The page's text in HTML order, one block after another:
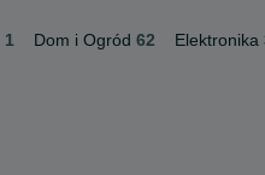
1 Dom i Ogród 62 Elektronika